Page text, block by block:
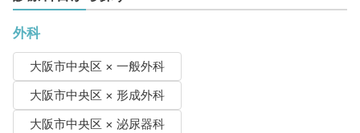
外科
大阪市中央区 × 一般外科
大阪市中央区 × 形成外科
大阪市中央区 × 泌尿器科